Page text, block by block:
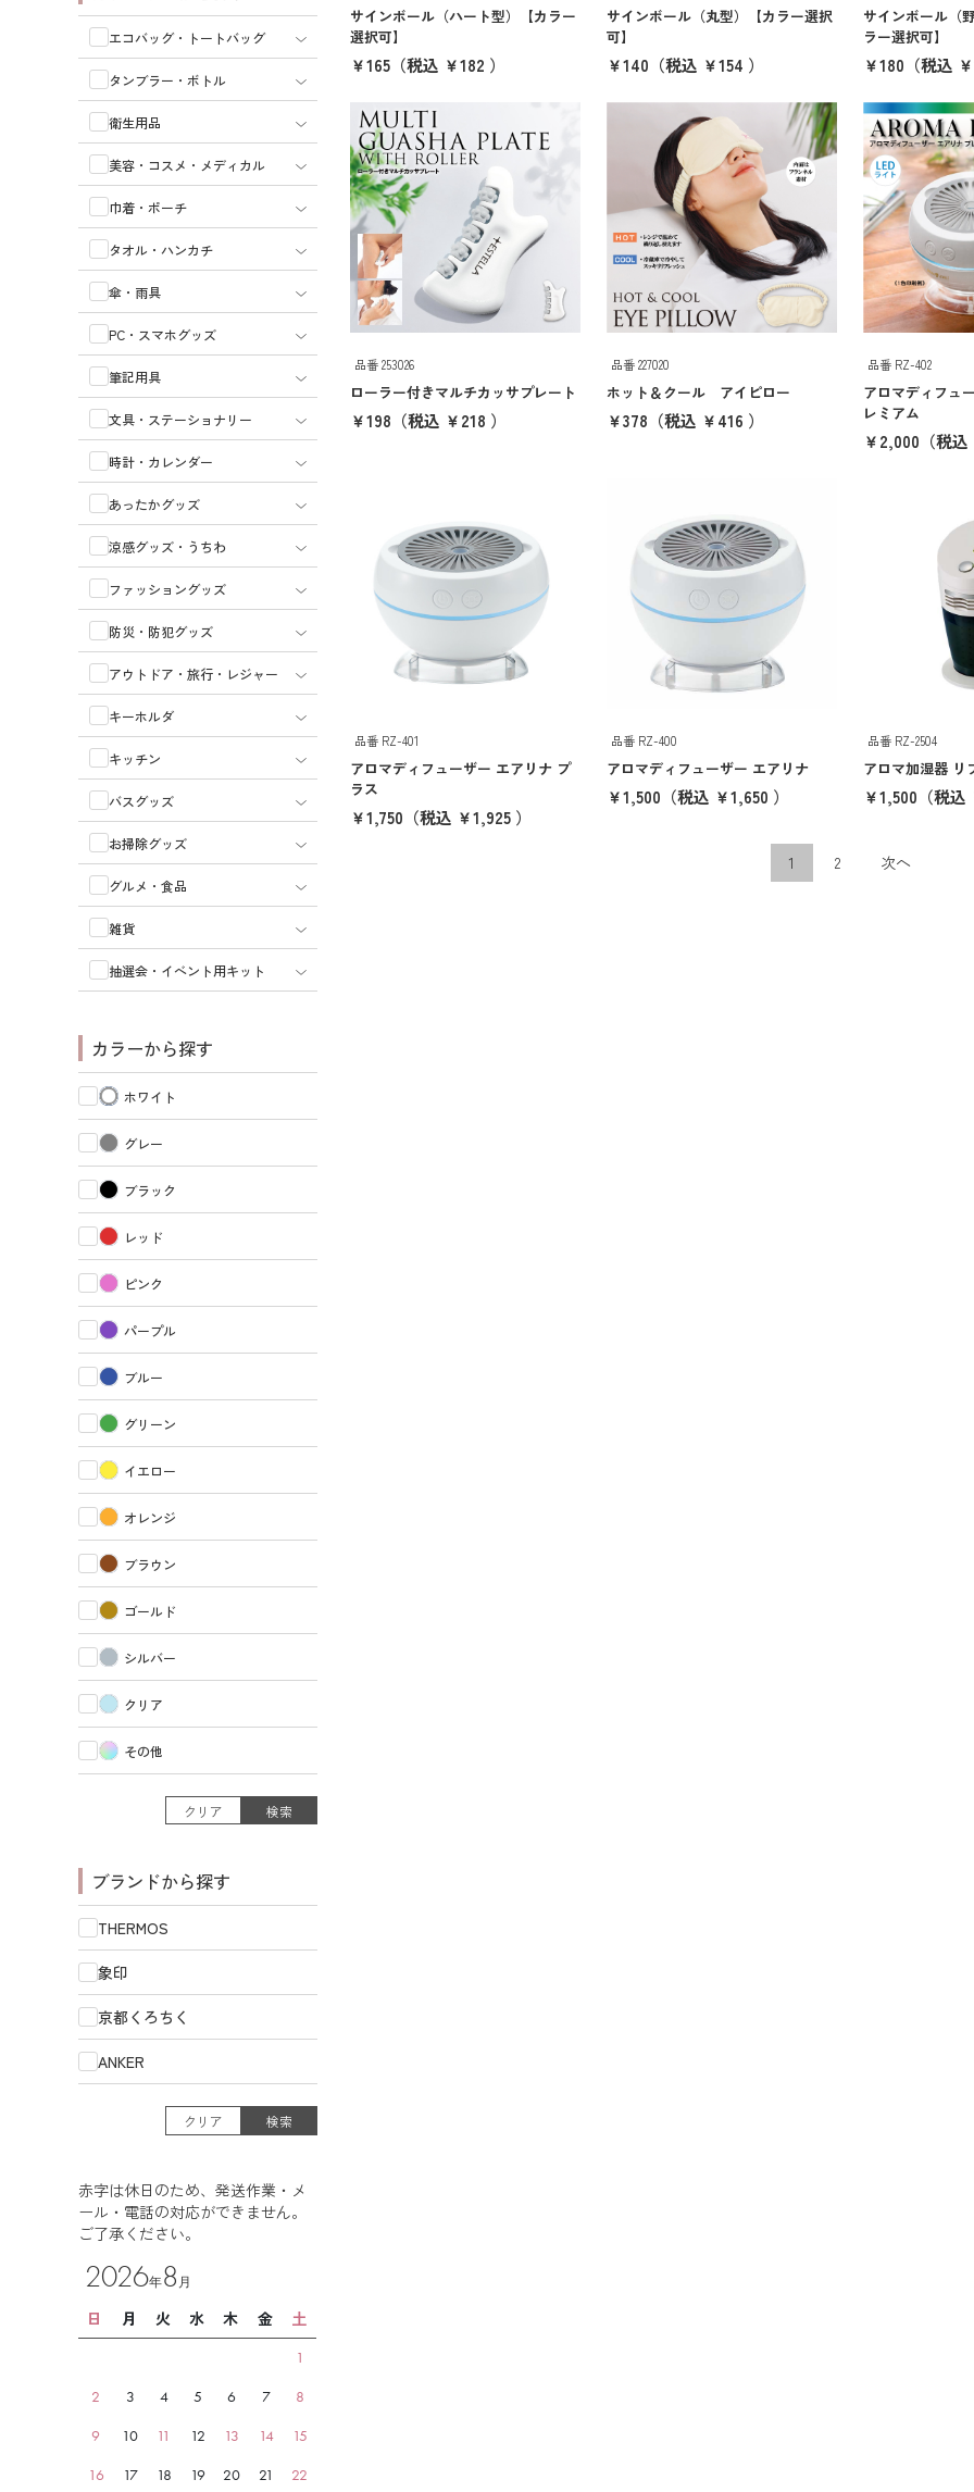
エコバッグ・トートバッグ
タンブラー・ボトル
衛生用品
美容・コスメ・メディカル
巾着・ポーチ
タオル・ハンカチ
傘・雨具
PC・スマホグッズ
筆記用具
文具・ステーショナリー
時計・カレンダー
あったかグッズ
涼感グッズ・うちわ
ファッショングッズ
防災・防犯グッズ
アウトドア・旅行・レジャー
キーホルダ
キッチン
バスグッズ
お掃除グッズ
グルメ・食品
雑貨
抽選会・イベント用キット
カラーから探す
ホワイト
グレー
ブラック
レッド
ピンク
パープル
ブルー
グリーン
イエロー
オレンジ
ブラウン
ゴールド
シルバー
クリア
その他
クリア 検索
ブランドから探す
THERMOS
象印
京都くろちく
ANKER
クリア 検索
赤字は休日のため、発送作業・メ
ール・電話の対応ができません。
ご了承ください。
2026年8 月
日 月 火 水 木 金 土
1
2 3 4 5 6 7 8
9 10 11 12 13 14 15
16 17 18 19 20 21 22
サインボール（ハート型）【カラー
選択可】
￥165 （税込 ￥182 ）
サインボール（丸型）【カラー選択
可】
￥140 （税込 ￥154 ）
サインボール（
ラー選択可】
￥180 （税込
品番 253026
ローラー付きマルチカッサプレート
￥198 （税込 ￥218 ）
品番 227020
ホット＆クール アイピロー
￥378 （税込 ￥416 ）
品番 RZ-402
アロマディフュ
レミアム
￥2,000 （税
品番 RZ-401
アロマディフューザー エアリナ プ
ラス
￥1,750 （税込 ￥1,925 ）
品番 RZ-400
アロマディフューザー エアリナ
￥1,500 （税込 ￥1,650 ）
品番 RZ-2504
アロマ加湿器 リ
￥1,500 （税込
1 2 次へ